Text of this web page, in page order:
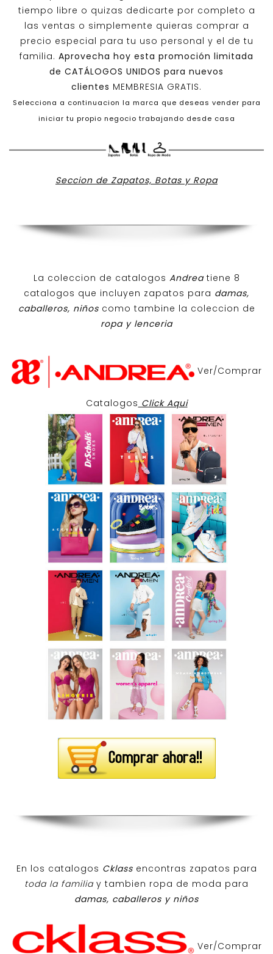
tiempo libre o quizas dedicarte por completo a
las ventas o simplemente quieras comprar a
precio especial para tu uso personal y el de tu
familia. Aprovecha hoy esta promoción limitada
de CATÁLOGOS UNIDOS para nuevos
clientes MEMBRESIA GRATIS.
Selecciona a continuacion la marca que deseas vender para
iniciar tu propio negocio trabajando desde casa
Seccion de Zapatos, Botas y Ropa
La coleccion de catalogos Andreatiene 8
catalogos que incluyen zapatos para damas,
caballeros, niños como tambine la coleccion de
ropa y lenceria
Ver/Comprar
Catalogos Click Aqui
En los catalogos Cklass encontras zapatos para
toda la familiay tambien ropa de moda para
damas, caballeros y niños
Ver/Comprar